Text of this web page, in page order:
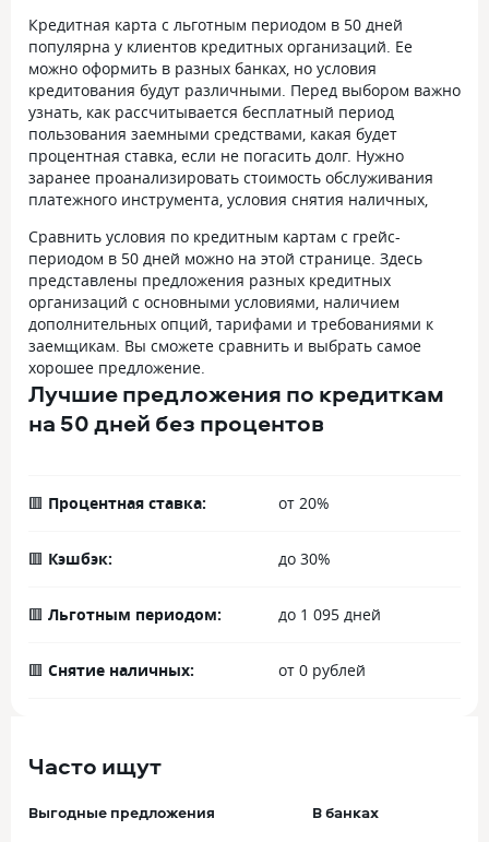
Кредитная карта с льготным периодом в 50 дней
популярна у клиентов кредитных организаций. Ее
можно оформить в разных банках, но условия
кредитования будут различными. Перед выбором важно
узнать, как рассчитывается бесплатный период
пользования заемными средствами, какая будет
процентная ставка, если не погасить долг. Нужно
заранее проанализировать стоимость обслуживания
платежного инструмента, условия снятия наличных,
Сравнить условия по кредитным картам с грейс-
периодом в 50 дней можно на этой странице. Здесь
представлены предложения разных кредитных
организаций с основными условиями, наличием
дополнительных опций, тарифами и требованиями к
заемщикам. Вы сможете сравнить и выбрать самое
хорошее предложение.
Лучшие предложения по кредиткам
на 50 дней без процентов
🟥 Процентная ставка: от 20%
🟥 Кэшбэк: до 30%
🟥 Льготным периодом: до 1 095 дней
🟥 Снятие наличных: от 0 рублей
Часто ищут
Выгодные предложения В банках